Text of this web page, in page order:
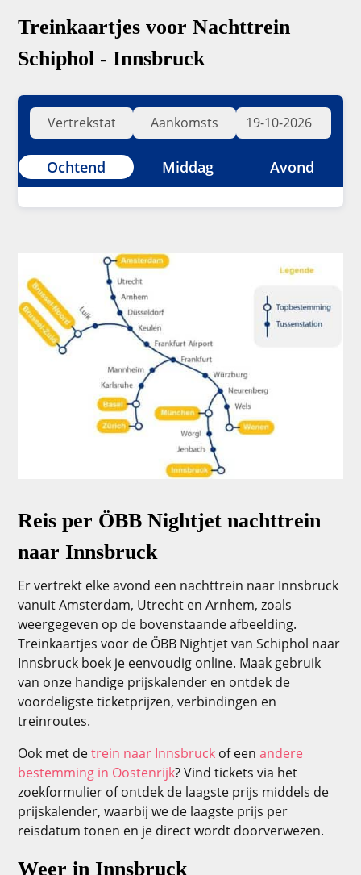
Treinkaartjes voor Nachttrein
Schiphol - Innsbruck
Ochtend Middag Avond
Reis per ÖBB Nightjet nachttrein
naar Innsbruck
Er vertrekt elke avond een nachttrein naar Innsbruck
vanuit Amsterdam, Utrecht en Arnhem, zoals
weergegeven op de bovenstaande afbeelding.
Treinkaartjes voor de ÖBB Nightjet van Schiphol naar
Innsbruck boek je eenvoudig online. Maak gebruik
van onze handige prijskalender en ontdek de
voordeligste ticketprijzen, verbindingen en
treinroutes.
Ook met detrein naar Innsbruck of eenandere
bestemming in Oostenrijk? Vind tickets via het
zoekformulier of ontdek de laagste prijs middels de
prijskalender, waarbij we de laagste prijs per
reisdatum tonen en je direct wordt doorverwezen.
Weer in Innsbruck